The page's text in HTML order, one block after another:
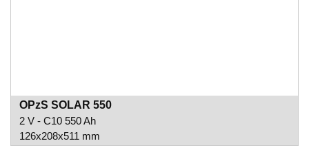
OPzS SOLAR 550
2 V - C10 550 Ah
126x208x511 mm